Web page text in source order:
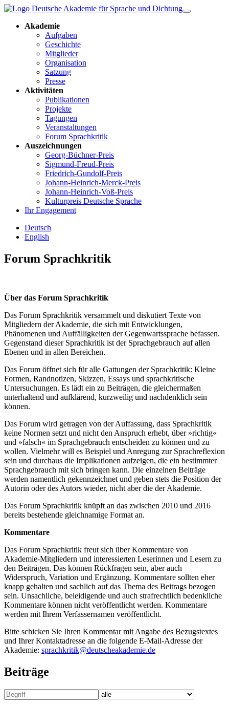
Akademie
Aufgaben
Geschichte
Mitglieder
Organisation
Satzung
Presse
Aktivitäten
Publikationen
Projekte
Tagungen
Veranstaltungen
Forum Sprachkritik
Auszeichnungen
Georg-Büchner-Preis
Sigmund-Freud-Preis
Friedrich-Gundolf-Preis
Johann-Heinrich-Merck-Preis
Johann-Heinrich-Voß-Preis
Kulturpreis Deutsche Sprache
Ihr Engagement
Deutsch
English
Forum Sprachkritik
Über das Forum Sprachkritik
Das Forum Sprachkritik versammelt und diskutiert Texte von
Mitgliedern der Akademie, die sich mit Entwicklungen,
Phänomenen und Auffälligkeiten der Gegenwartssprache befassen.
Gegenstand dieser Sprachkritik ist der Sprachgebrauch auf allen
Ebenen und in allen Bereichen.
Das Forum öffnet sich für alle Gattungen der Sprachkritik: Kleine
Formen, Randnotizen, Skizzen, Essays und sprachkritische
Untersuchungen. Es lädt ein zu Beiträgen, die gleichermaßen
unterhaltend und aufklärend, kurzweilig und nachdenklich sein
können.
Das Forum wird getragen von der Auffassung, dass Sprachkritik
keine Normen setzt und nicht den Anspruch erhebt, über »richtig«
und »falsch« im Sprachgebrauch entscheiden zu können und zu
wollen. Vielmehr will es Beispiel und Anregung zur Sprachreflexion
sein und durchaus die Implikationen aufzeigen, die ein bestimmter
Sprachgebrauch mit sich bringen kann. Die einzelnen Beiträge
werden namentlich gekennzeichnet und geben stets die Position der
Autorin oder des Autors wieder, nicht aber die der Akademie.
Das Forum Sprachkritik knüpft an das zwischen 2010 und 2016
bereits bestehende gleichnamige Format an.
Kommentare
Das Forum Sprachkritik freut sich über Kommentare von
Akademie-Mitgliedern und interessierten Leserinnen und Lesern zu
den Beiträgen. Das können Rückfragen sein, aber auch
Widerspruch, Variation und Ergänzung. Kommentare sollten eher
knapp gehalten und sachlich auf das Thema des Beitrags bezogen
sein. Unsachliche, beleidigende und auch strafrechtlich bedenkliche
Kommentare können nicht veröffentlicht werden. Kommentare
werden mit Ihrem Verfassernamen veröffentlicht.
Bitte schicken Sie Ihren Kommentar mit Angabe des Bezugstextes
und Ihrer Kontaktadresse an die folgende E-Mail-Adresse der
Akademie: sprachkritik@deutscheakademie.de
Beiträge